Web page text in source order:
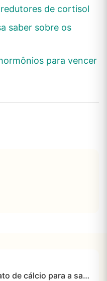
de cortisol
saber sobre os
para vencer
Os benefícios do citrato de cálcio para a saúde